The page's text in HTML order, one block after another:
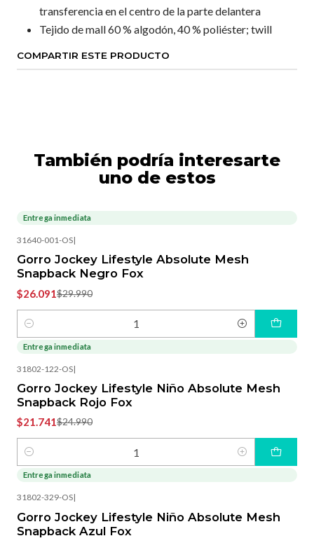
transferencia en el centro de la parte delantera
Tejido de mall 60 % algodón, 40 % poliéster; twill
COMPARTIR ESTE PRODUCTO
También podría interesarte
uno de estos
-13%
Entrega inmediata
31640-001-OS|
Gorro Jockey Lifestyle Absolute Mesh
Snapback Negro Fox
$26.091$29.990
Cantidad
-13%
Entrega inmediata
31802-122-OS|
Gorro Jockey Lifestyle Niño Absolute Mesh
Snapback Rojo Fox
$21.741$24.990
Cantidad
Entrega inmediata
31802-329-OS|
Gorro Jockey Lifestyle Niño Absolute Mesh
Snapback Azul Fox